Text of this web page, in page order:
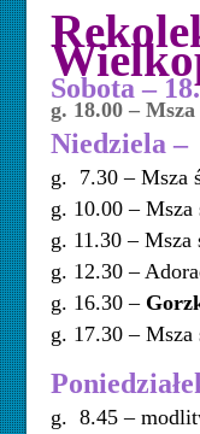
Sobota –
g. 18.00 –
Niedziela –
g. 7.30 – Msza
g. 10.00 – Msza
g. 11.30 –
g. 12.30 –
g. 16.30 –
g. 17.30 – Msza
g. 8.45 –